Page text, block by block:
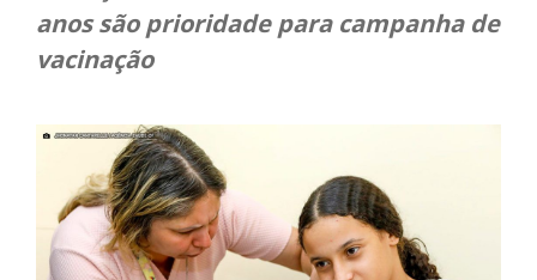
anos são prioridade para campanha de
vacinação